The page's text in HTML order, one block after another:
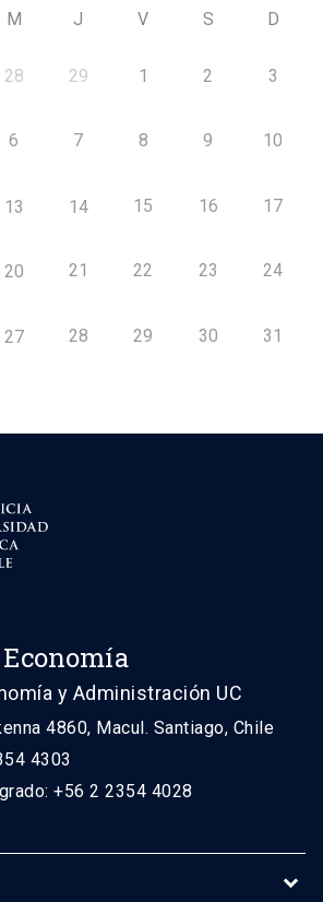
M J V S D
28 29 1 2 3
6 7 8 9 10
13 14 15 16 17
20 21 22 23 24
27 28 29 30 31
y Administración UC
4860, Macul. Santiago, Chile
4303
+56 2 2354 4028